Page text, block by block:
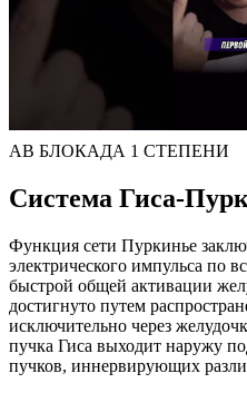
АВ БЛОКАДА 1 СТЕПЕНИ
Система Гиса-
Функция сети Пуркинье
электрического импульса по
быстрой общей активации
достигнуто путем
исключительно через
пучка Гиса выходит наружу
пучков, иннервирующих